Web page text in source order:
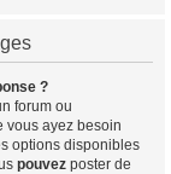
?
forum ou
vous ayez besoin
options disponibles
pouvez poster de